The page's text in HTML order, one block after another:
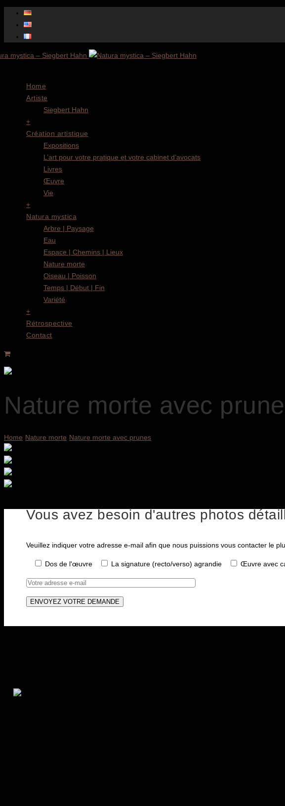
Home
Artiste
Siegbert Hahn
+
Création artistique
Expositions
L’art pour votre pratique et votre cabinet d’avocats
Livres
Œuvre
Vie
+
Natura mystica
Arbre | Paysage
Eau
Espace | Chemins | Lieux
Nature morte
Oiseau | Poisson
Temps | Début | Fin
Variété
+
Rétrospective
Contact
Nature morte avec
Home Nature morte Nature morte avec prunes
Vous avez besoin d'autres photos
Veuillez indiquer votre adresse e-mail afin que nous puissions vous contacter le
Dos de l'œuvre La signature (recto/verso) agrandie Œuvre avec